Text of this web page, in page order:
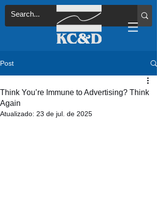
Post
Think You’re Immune to Advertising? Think
Again
Atualizado: 23 de jul. de 2025